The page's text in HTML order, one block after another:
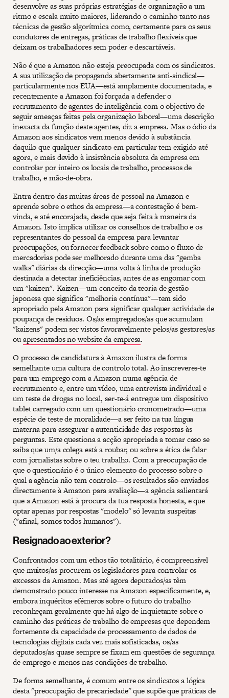
desenvolve as suas próprias estratégias de organização a um
ritmo e escala muito maiores, liderando o caminho tanto nas
técnicas de gestão algorítmica como, certamente para os seus
condutores de entregas, práticas de trabalho flexíveis que
deixam os trabalhadores sem poder e descartáveis.
Não é que a Amazon não esteja preocupada com os sindicatos.
A sua utilização de propaganda abertamente anti-sindical—
particularmente nos EUA—está amplamente documentada, e
recentemente a Amazon foi forçada a defender o
recrutamento deagentes de inteligênciacom o objectivo de
seguir ameaças feitas pela organização laboral—uma descrição
inexacta da função deste agentes, diz a empresa. Mas o ódio da
Amazon aos sindicatos vem menos devido à substância
daquilo que qualquer sindicato em particular tem exigido até
agora, e mais devido à insistência absoluta da empresa em
controlar por inteiro os locais de trabalho, processos de
trabalho, e mão-de-obra.
Entra dentro das muitas áreas de pessoal na Amazon e
aprende sobre o ethos da empresa—a contestação é bem-
vinda, e até encorajada, desde que seja feita à maneira da
Amazon. Isto implica utilizar os conselhos de trabalho e os
representantes do pessoal da empresa para levantar
preocupações, ou fornecer feedback sobre como o fluxo de
mercadorias pode ser melhorado durante uma das "gemba
walks" diárias da direcção—uma volta à linha de produção
destinada a detectar ineficiências, antes de as engomar com
um "kaizen". Kaizen—um conceito da teoria de gestão
japonesa que significa "melhoria contínua"—tem sido
apropriado pela Amazon para significar qualquer actividade de
poupança de resíduos. Os/as empregados/as que acumulam
"kaizens" podem ser vistos favoravelmente pelos/as gestores/as
ouapresentados no website da empresa.
O processo de candidatura à Amazon ilustra de forma
semelhante uma cultura de controlo total. Ao inscreveres-te
para um emprego com a Amazon numa agência de
recrutamento e, entre um vídeo, uma entrevista individual e
um teste de drogas no local, ser-te-á entregue um dispositivo
tablet carregado com um questionário cronometrado—uma
espécie de teste de moralidade—a ser feito na tua língua
materna para assegurar a autenticidade das respostas às
perguntas. Este questiona a acção apropriada a tomar caso se
saiba que um/a colega está a roubar, ou sobre a ética de falar
com jornalistas sobre o teu trabalho. Com a preocupação de
que o questionário é o único elemento do processo sobre o
qual a agência não tem controlo—os resultados são enviados
directamente à Amazon para avaliação—a agência salientará
que a Amazon está à procura da tua resposta honesta, e que
optar apenas por respostas "modelo" só levanta suspeitas
("afinal, somos todos humanos").
Resignado ao exterior?
Confrontados com um ethos tão totalitário, é compreensível
que muitos/as procurem os legisladores para controlar os
excessos da Amazon. Mas até agora deputados/as têm
demonstrado pouco interesse na Amazon especificamente, e,
embora inquéritos efémeros sobre o futuro do trabalho
reconheçam geralmente que há algo de inquietante sobre o
caminho das práticas de trabalho de empresas que dependem
fortemente da capacidade de processamento de dados de
tecnologias digitais cada vez mais sofisticadas, os/as
deputados/as quase sempre se fixam em questões de segurança
de emprego e menos nas condições de trabalho.
De forma semelhante, é comum entre os sindicatos a lógica
desta "preocupação de precariedade" que supõe que práticas de